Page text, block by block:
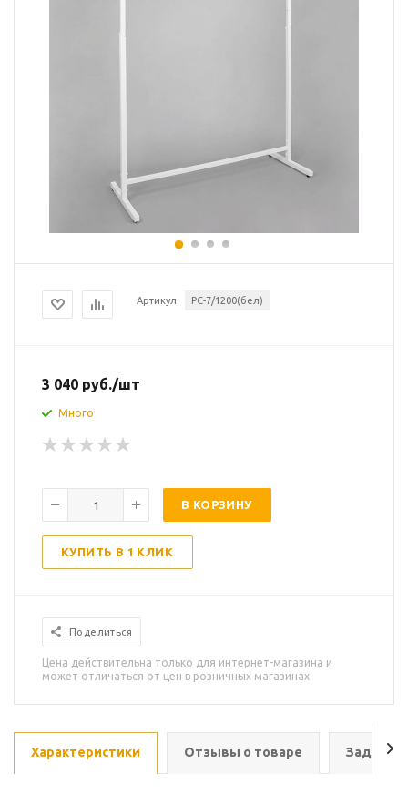
Артикул РС-7/1200(бел)
3 040 руб./шт
Много
В КОРЗИНУ
КУПИТЬ В 1 КЛИК
Поделиться
Цена действительна только для интернет-магазина и
может отличаться от цен в розничных магазинах
Характеристики Отзывы о товаре Задать